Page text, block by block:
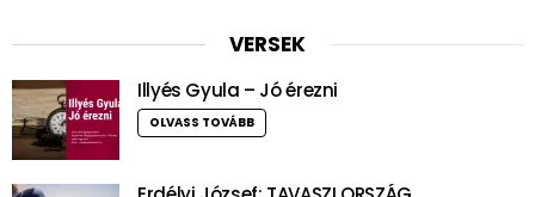
VERSEK
Illyés Gyula – Jó érezni
OLVASS TOVÁBB